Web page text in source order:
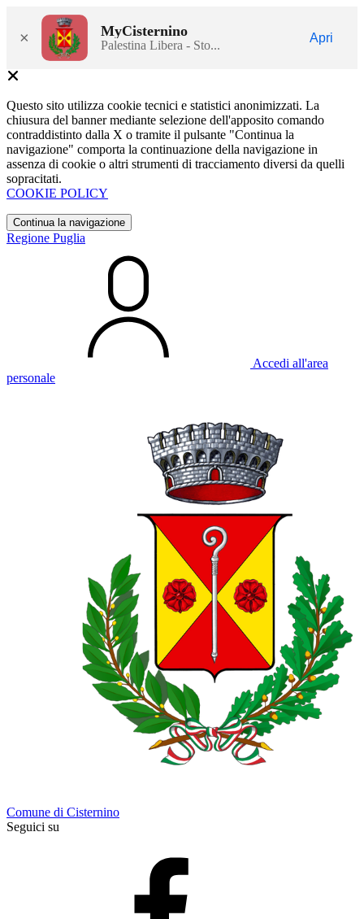
× MyCisternino
Palestina Libera - Sto...
Apri
Questo sito utilizza cookie tecnici e statistici anonimizzati. La
chiusura del banner mediante selezione dell'apposito comando
contraddistinto dalla X o tramite il pulsante "Continua la
navigazione" comporta la continuazione della navigazione in
assenza di cookie o altri strumenti di tracciamento diversi da quelli
sopracitati.
COOKIE POLICY
Continua la navigazione
Regione Puglia
Accedi all'area
personale
Comune di Cisternino
Seguici su